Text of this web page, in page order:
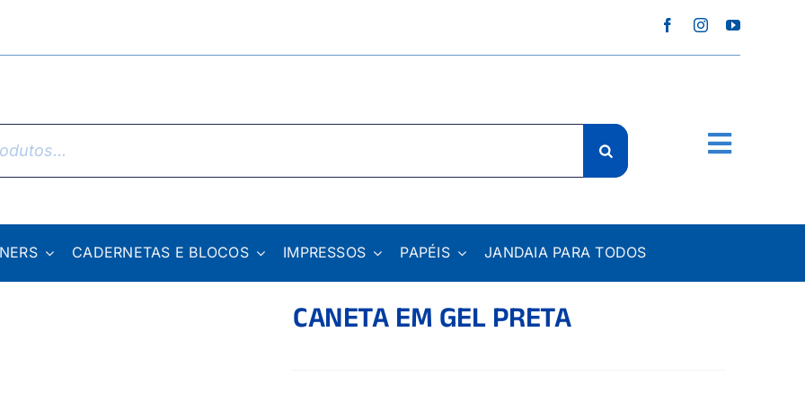
CADERNETAS E BLOCOS IMPRESSOS PAPÉIS JANDAIA PARA TODOS
CANETA EM GEL PRETA